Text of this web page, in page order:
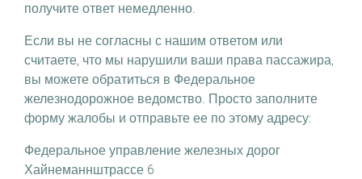
получите ответ немедленно.
Если вы не согласны с нашим ответом или
считаете, что мы нарушили ваши права пассажира,
вы можете обратиться в Федеральное
железнодорожное ведомство. Просто заполните
форму жалобы и отправьте ее по этому адресу:
Федеральное управление железных дорог
Хайнеманнштрассе 6